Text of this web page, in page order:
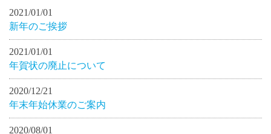
2021/01/01
新年のご挨拶
2021/01/01
年賀状の廃止について
2020/12/21
年末年始休業のご案内
2020/08/01